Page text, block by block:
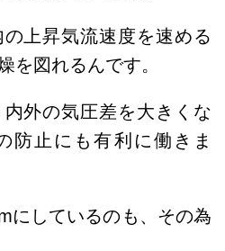
上昇気流速度を速める
を図れるんです。
外の気圧差を大きくな
防止にも有利に働きま
にしているのも、その為